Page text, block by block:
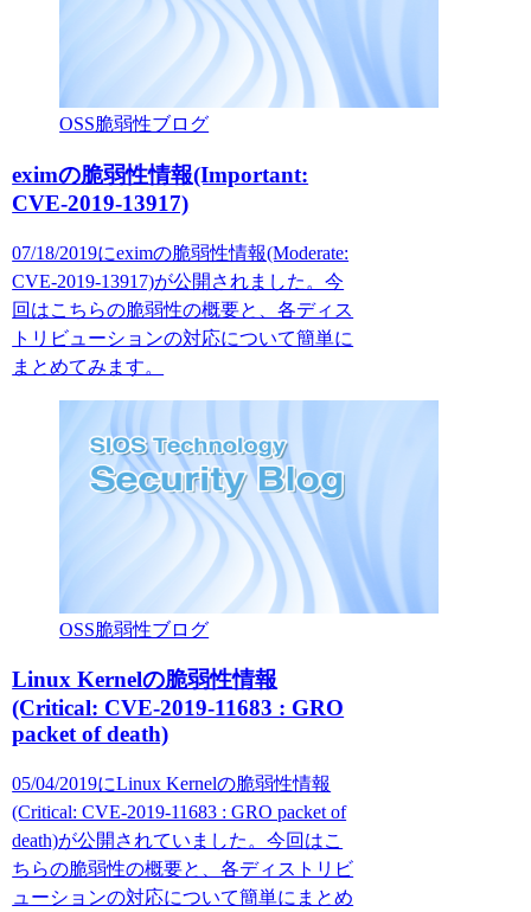
OSS脆弱性ブログ
eximの脆弱性情報(Important:
CVE-2019-13917)
07/18/2019にeximの脆弱性情報(Moderate:
CVE-2019-13917)が公開されました。今
回はこちらの脆弱性の概要と、各ディス
トリビューションの対応について簡単に
まとめてみます。
OSS脆弱性ブログ
Linux Kernelの脆弱性情報
(Critical: CVE-2019-11683 : GRO
packet of death)
05/04/2019にLinux Kernelの脆弱性情報
(Critical: CVE-2019-11683 : GRO packet of
death)が公開されていました。今回はこ
ちらの脆弱性の概要と、各ディストリビ
ューションの対応について簡単にまとめ